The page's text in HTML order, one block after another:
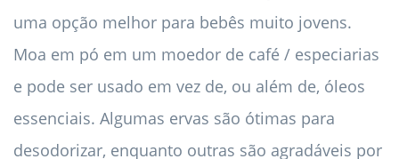
uma opção melhor para bebês muito jovens.
Moa em pó em um moedor de café / especiarias
e pode ser usado em vez de, ou além de, óleos
essenciais. Algumas ervas são ótimas para
desodorizar, enquanto outras são agradáveis ​​por